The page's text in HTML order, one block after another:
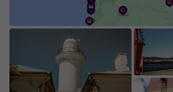
changes to existing content.